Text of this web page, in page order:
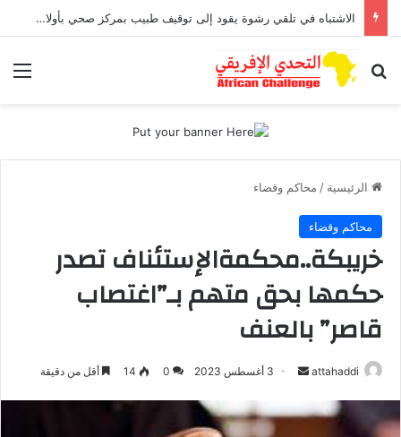
الاشتباه في تلقي رشوة يقود إلى توقيف طبيب بمركز صحي بأولاد افرج
بحث عن
الرئيسية / محاكم وقضاء
محاكم وقضاء
خريبكة..محكمةالإستئناف تصدر
حكمها بحق متهم بـ”اغتصاب
قاصر” بالعنف
attahaddi
أرسل
إلكترونيا
3 أغسطس 2023 0
14 أقل من دقيقة